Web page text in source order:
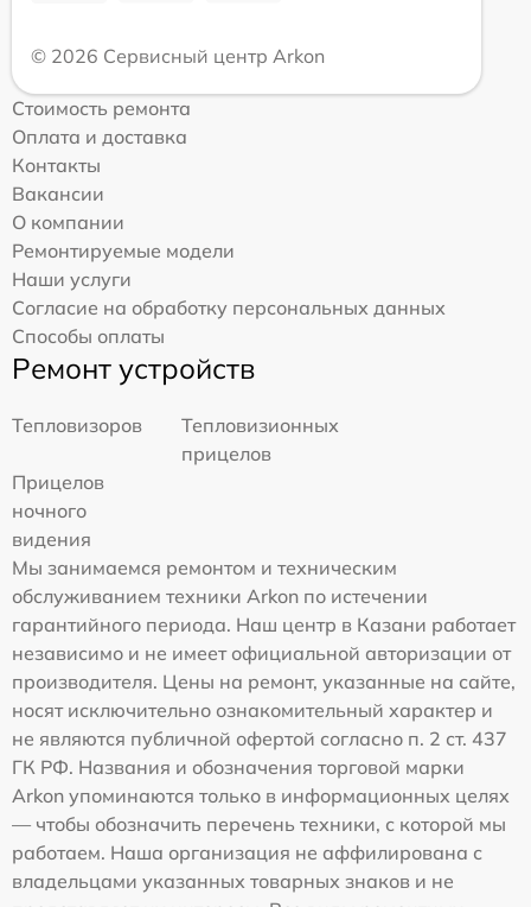
© 2026 Сервисный центр Arkon
Стоимость ремонта
Оплата и доставка
Контакты
Вакансии
О компании
Ремонтируемые модели
Наши услуги
Согласие на обработку персональных данных
Способы оплаты
Ремонт устройств
Тепловизоров
Тепловизионных
прицелов
Прицелов
ночного
видения
Мы занимаемся ремонтом и техническим
обслуживанием техники Arkon по истечении
гарантийного периода. Наш центр в Казани работает
независимо и не имеет официальной авторизации от
производителя. Цены на ремонт, указанные на сайте,
носят исключительно ознакомительный характер и
не являются публичной офертой согласно п. 2 ст. 437
ГК РФ. Названия и обозначения торговой марки
Arkon упоминаются только в информационных целях
— чтобы обозначить перечень техники, с которой мы
работаем. Наша организация не аффилирована с
владельцами указанных товарных знаков и не